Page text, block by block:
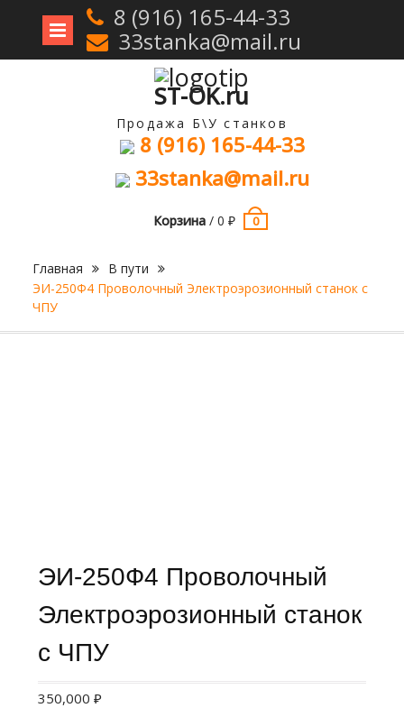
Перейти
8 (916) 165-44-33
33stanka@mail.ru
ST-OK.ru
Продажа Б\У станков
8 (916) 165-44-33
33stanka@mail.ru
Корзина/ 0 ₽ 0
Главная
В пути
ЭИ-250Ф4 Проволочный Электроэрозионный станок с
ЧПУ
ЭИ-250Ф4 Проволочный
Электроэрозионный станок
с ЧПУ
350,000 ₽